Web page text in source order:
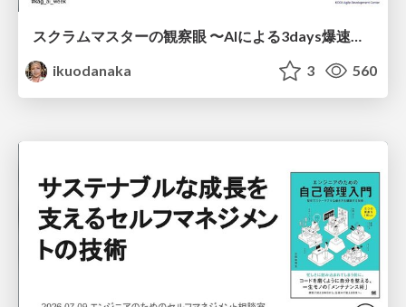
スクラムマスターの観察眼 〜AIによる3days爆速キャッチアップと次の一手〜/The Scrum Master's Insight: Lightning-Fast 3-Day Catch-Up with AI and the Next Move
ikuodanaka
3 560